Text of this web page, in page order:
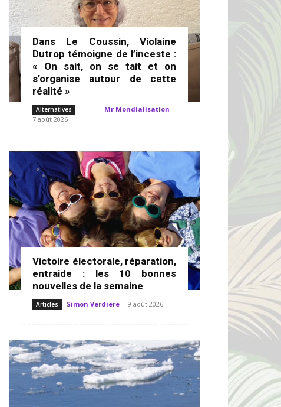
Dans Le Coussin, Violaine
Dutrop témoigne de l’inceste :
« On sait, on se tait et on
s’organise autour de cette
réalité »
Alternatives Mr Mondialisation -
7 août 2026
Victoire électorale, réparation,
entraide : les 10 bonnes
nouvelles de la semaine
Articles Simon Verdiere - 9 août 2026